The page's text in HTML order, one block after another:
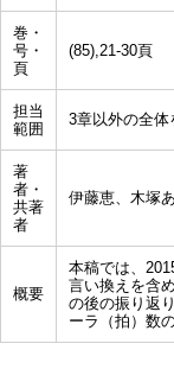
巻・
号・
頁
(85),21-30頁
担当
範囲
3章以外の全体
著
者・
共著
者
伊藤恵、木塚
概要
本稿では、
言い換えを含
の後の振り返
ーラ（拍）数